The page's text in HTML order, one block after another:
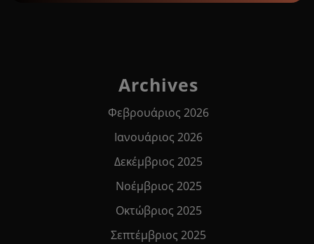
Archives
Φεβρουάριος 2026
Ιανουάριος 2026
Δεκέμβριος 2025
Νοέμβριος 2025
Οκτώβριος 2025
Σεπτέμβριος 2025